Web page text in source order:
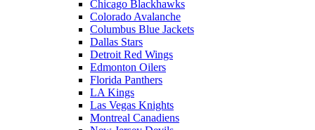
Chicago Blackhawks
Colorado Avalanche
Columbus Blue Jackets
Dallas Stars
Detroit Red Wings
Edmonton Oilers
Florida Panthers
LA Kings
Las Vegas Knights
Montreal Canadiens